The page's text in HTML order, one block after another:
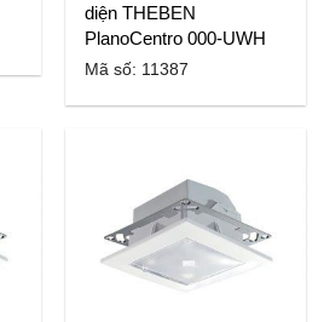
diện THEBEN
PlanoCentro 000-UWH
Mã số: 11387